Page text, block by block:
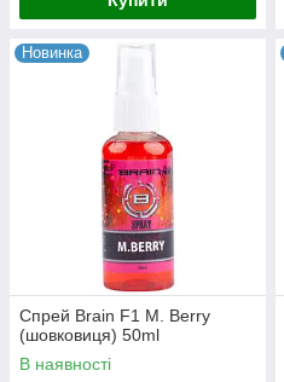
Новинка
Спрей Brain F1 M. Berry
(шовковиця) 50ml
В наявності